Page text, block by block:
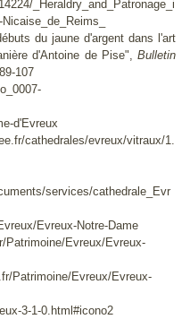
_Heraldry_and_Patronage_i
du jaune d'argent dans l'art
d'Antoine de Pise", Bulletin
107
d'Evreux
cathedrales/evreux/vitraux/1.
services/cathedrale_Evr
Evreux-Notre-Dame
Patrimoine/Evreux/Evreux-
Patrimoine/Evreux/Evreux-
3-1-0.html#icono2